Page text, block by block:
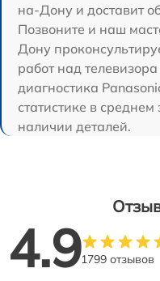
на-Дону и доставит
Позвоните и наш
Дону
работ над
диагностика
статистике в
наличии деталей.
4.91799 отзывов